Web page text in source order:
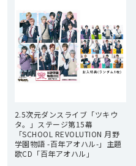
2.5次元ダンスライブ「ツキウ
タ。」ステージ第15幕
「SCHOOL REVOLUTION 月野
学園物語 -百年アオハル-」主題
歌CD「百年アオハル」